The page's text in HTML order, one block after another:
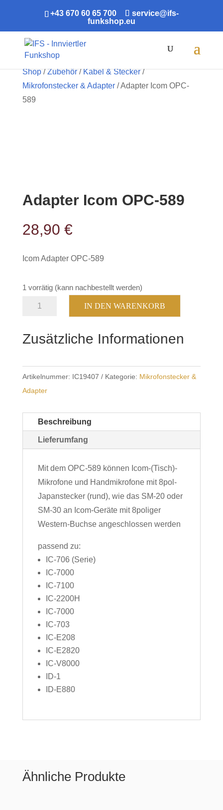
+43 670 60 65 700
service@ifs-
funkshop.eu
Shop/Zubehör/Kabel & Stecker/
Mikrofonstecker & Adapter/ Adapter Icom OPC-
589
Adapter Icom OPC-589
28,90 €
Icom Adapter OPC-589
1 vorrätig (kann nachbestellt werden)
Adapter
589
IN DEN WARENKORB
Zusätzliche Informationen
Artikelnummer: IC19407 Kategorie: Mikrofonstecker &
Adapter
Beschreibung
Lieferumfang
Mit dem OPC-589 können Icom-(Tisch)-
Mikrofone und Handmikrofone mit 8pol-
Japanstecker (rund), wie das SM-20 oder
SM-30 an Icom-Geräte mit 8poliger
Western-Buchse angeschlossen werden
passend zu:
IC-706 (Serie)
IC-7000
IC-7100
IC-2200H
IC-7000
IC-703
IC-E208
IC-E2820
IC-V8000
ID-1
ID-E880
Ähnliche Produkte